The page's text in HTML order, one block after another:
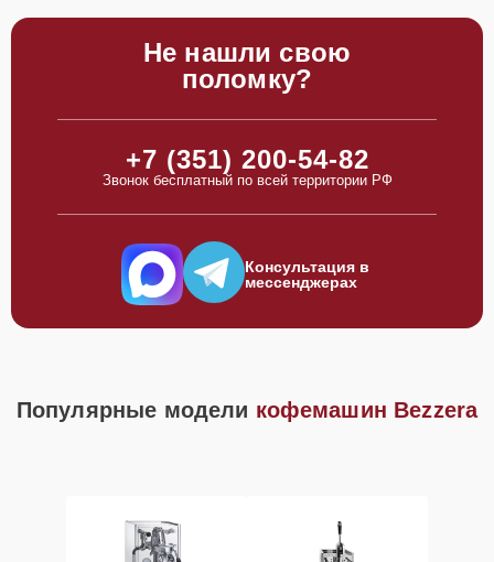
Не нашли свою
поломку?
+7 (351) 200-54-82
Звонок бесплатный по всей территории РФ
Консультация в
мессенджерах
Популярные модели кофемашин Bezzera